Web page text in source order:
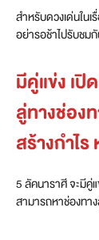
สำหรับดวงเด่นใน
อย่ารอช้าไปรับชม
มีคู่แข่ง เ
ลู่ทางช่อง
สร้างกำไ
5 ลัคนาราศี จะมีคู่
สามารถหาช่องทา